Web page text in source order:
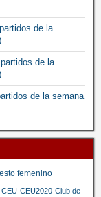
de la
de la
de la semana
femenino
CEU CEU2020 Club de